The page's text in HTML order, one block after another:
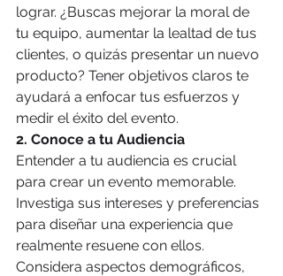
lograr. ¿Buscas mejorar la moral de
tu equipo, aumentar la lealtad de tus
clientes, o quizás presentar un nuevo
producto? Tener objetivos claros te
ayudará a enfocar tus esfuerzos y
medir el éxito del evento.
2. Conoce a tu Audiencia
Entender a tu audiencia es crucial
para crear un evento memorable.
Investiga sus intereses y preferencias
para diseñar una experiencia que
realmente resuene con ellos.
Considera aspectos demográficos,